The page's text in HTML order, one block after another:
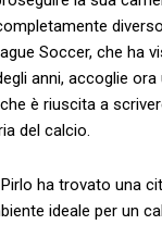
Soccer,⁣ che ha
anni, accoglie
è ⁣riuscita a
del calcio.
ha⁣ trovato una
ideale ‌per un